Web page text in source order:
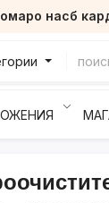
насб